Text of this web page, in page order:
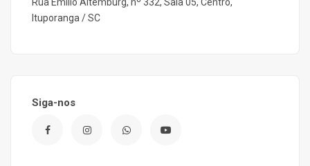
Ituporanga / SC
Siga-nos